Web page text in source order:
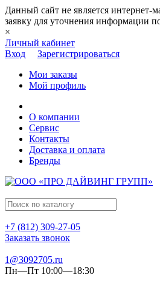
Данный сайт не является интернет-
заявку для уточнения информации
×
Личный кабинет
Вход
Зарегистрироваться
Мои заказы
Мой профиль
О компании
Сервис
Контакты
Доставка и оплата
Бренды
+7 (812) 309-27-05
Заказать звонок
1@3092705.ru
Пн—Пт 10:00—18:30